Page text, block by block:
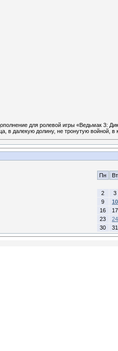
для ролевой игры «Ведьмак 3:
в далекую долину, не тронутую войной, в
Пн Вт
2
3
9
10
16
17
23
24
30
31